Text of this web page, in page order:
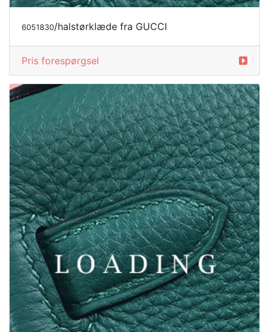
6051830/halstørklæde fra GUCCI
Pris forespørgsel